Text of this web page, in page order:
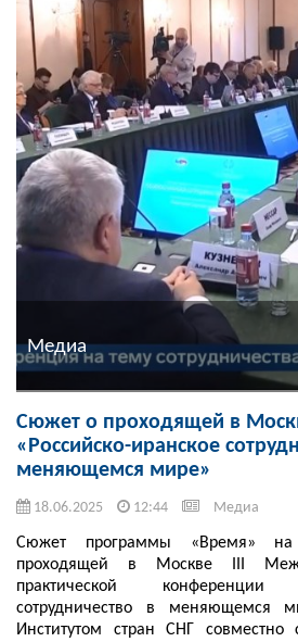
Медиа
Сюжет о проходящей в
«Российско-иранское
меняющемся мире»
18.06.2025 12:44 Медиа
Сюжет программы «Время»
проходящей в Москве III
практической конференции
сотрудничество в меняющемся
Институтом стран СНГ